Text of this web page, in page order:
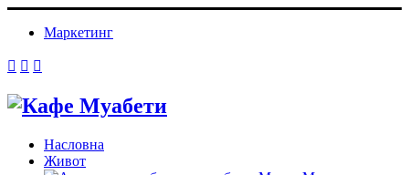
Маркетинг
Насловна
Живот